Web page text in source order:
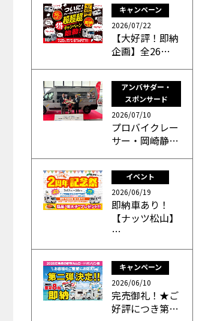
キャンペーン
2026/07/22
【大好評！即納
企画】全26…
アンバサダー・
スポンサード
2026/07/10
プロバイクレー
サー・岡崎静…
イベント
2026/06/19
即納車あり！
【ナッツ松山】
…
キャンペーン
2026/06/10
完売御礼！★ご
好評につき第…